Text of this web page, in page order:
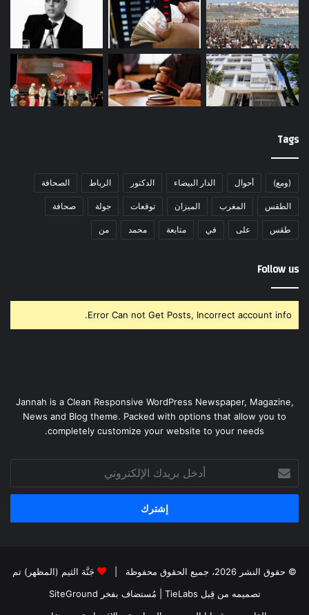
Tags
(ومع) أحوال الدار البيضاء الدكتور الرباط الصحافة
الطقس المغرب الميزان توقعات جولة صحافة
طقس على في متابعة محمد من
Follow us
Error Can not Get Posts, Incorrect account info.
Jannah is a Clean Responsive WordPress Newspaper, Magazine,
News and Blog theme. Packed with options that allow you to
completely customize your website to your needs.
بريدك
الإلكتروني
© حقوق النشر 2026، جميع الحقوق محفوظة |
جَنَّة الثيم (المظهر) تم
تصميمه من قِبل TieLabs
| مُستضاف بفخر SiteGround